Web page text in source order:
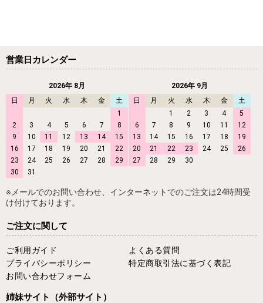
営業日カレンダー
2026年 8月
日
月 火 水 木 金
土
1
2
3 4 5 6 7
8
9
10 11 12 13 14
15
16
17 18 19 20 21
22
23
24 25 26 27 28
29
30
31
2026年 9月
日
月 火 水 木 金
土
1
2 3 4
5
6
7 8 9 10 11
12
13
14 15 16 17 18
19
20
21 22 23 24 25
26
27
28 29 30
※メールでのお問い合わせ、インターネットでのご注文は24時間受
け付けております。
ご注文に関して
ご利用ガイド
よくある質問
プライバシーポリシー
特定商取引法に基づく表記
お問い合わせフォーム
姉妹サイト （外部サイト）